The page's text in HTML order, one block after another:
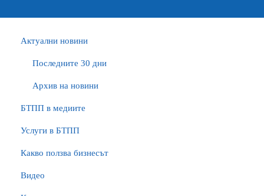
Актуални новини
Последните 30 дни
Архив на новини
БTПП в медиите
Услуги в БТПП
Какво ползва бизнесът
Видео